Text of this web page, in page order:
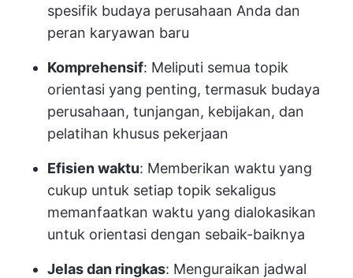
spesifik budaya perusahaan Anda dan
peran karyawan baru
Komprehensif: Meliputi semua topik
orientasi yang penting, termasuk budaya
perusahaan, tunjangan, kebijakan, dan
pelatihan khusus pekerjaan
Efisien waktu: Memberikan waktu yang
cukup untuk setiap topik sekaligus
memanfaatkan waktu yang dialokasikan
untuk orientasi dengan sebaik-baiknya
Jelas dan ringkas: Menguraikan jadwal